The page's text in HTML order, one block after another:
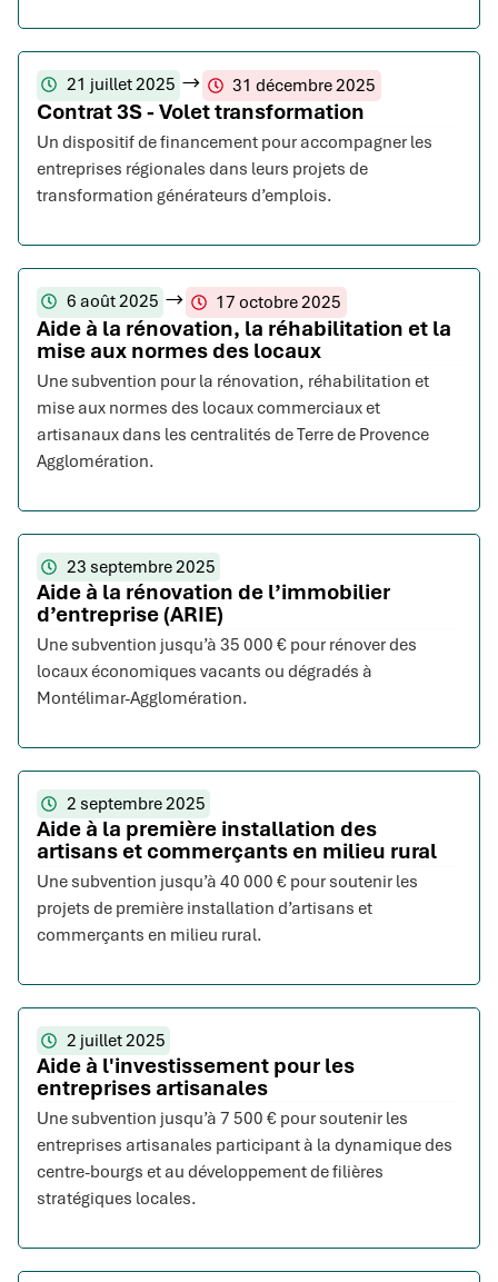
21 juillet 2025 31 décembre 2025
Contrat 3S - Volet transformation
Un dispositif de financement pour accompagner les
entreprises régionales dans leurs projets de
transformation générateurs d’emplois.
6 août 2025 17 octobre 2025
Aide à la rénovation, la réhabilitation et la
mise aux normes des locaux
Une subvention pour la rénovation, réhabilitation et
mise aux normes des locaux commerciaux et
artisanaux dans les centralités de Terre de Provence
Agglomération.
23 septembre 2025
Aide à la rénovation de l’immobilier
d’entreprise (ARIE)
Une subvention jusqu’à 35 000 € pour rénover des
locaux économiques vacants ou dégradés à
Montélimar-Agglomération.
2 septembre 2025
Aide à la première installation des
artisans et commerçants en milieu rural
Une subvention jusqu’à 40 000 € pour soutenir les
projets de première installation d’artisans et
commerçants en milieu rural.
2 juillet 2025
Aide à l'investissement pour les
entreprises artisanales
Une subvention jusqu’à 7 500 € pour soutenir les
entreprises artisanales participant à la dynamique des
centre-bourgs et au développement de filières
stratégiques locales.